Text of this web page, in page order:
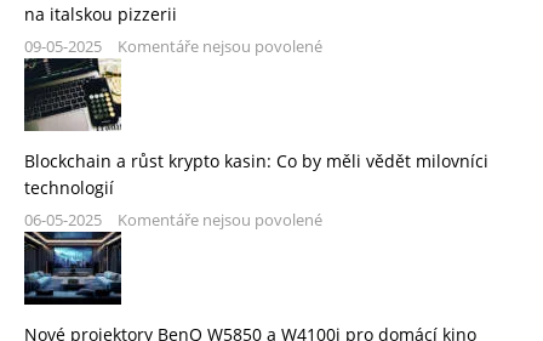
na italskou pizzerii
09-05-2025 Komentáře nejsou povolené
Blockchain a růst krypto kasin: Co by měli vědět milovníci
technologií
06-05-2025 Komentáře nejsou povolené
Nové projektory BenQ W5850 a W4100i pro domácí kino